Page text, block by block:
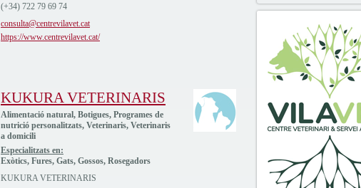
(+34) 722 79 69 74
consulta@centrevilavet.cat
https://www.centrevilavet.cat/
KUKURA VETERINARIS
Alimentació natural, Botigues, Programes de
nutrició personalitzats, Veterinaris, Veterinaris
a domicili
Especialitzats en:
Exòtics, Fures, Gats, Gossos, Rosegadors
KUKURA VETERINARIS